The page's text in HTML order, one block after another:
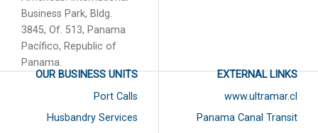
Business Park, Bldg.
3845, Of. 513, Panama
Pacífico, Republic of
Panama.
OUR BUSINESS UNITS
Port Calls
Husbandry Services
EXTERNAL LINKS
www.ultramar.cl
Panama Canal Transit